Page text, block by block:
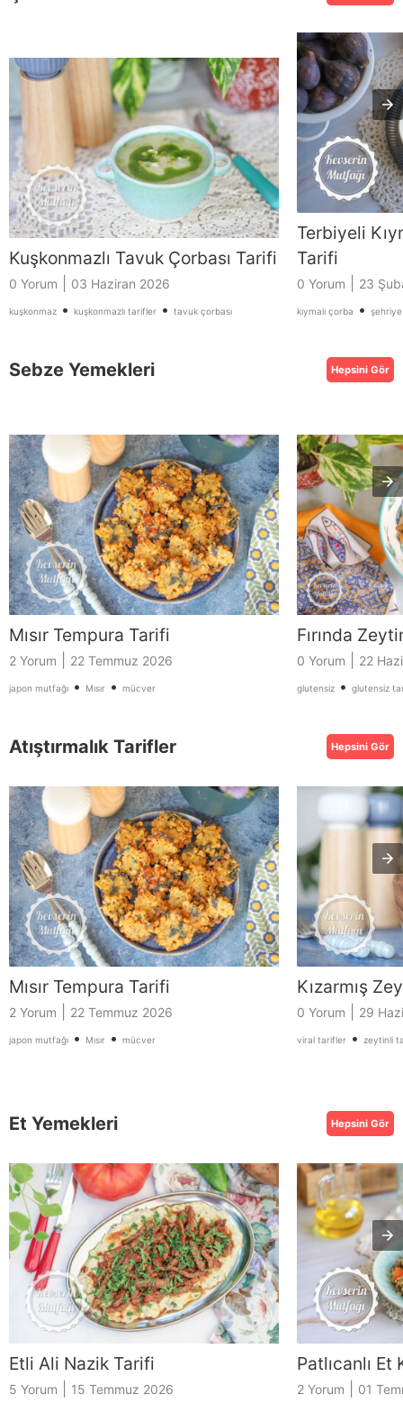
Kuşkonmazlı Tavuk Çorbası Tarifi
0 Yorum 03 Haziran 2026
kuşkonmaz • kuşkonmazlı tarifler • tavuk çorbası
Terbiyeli
Tarifi
0 Yorum 23
kıymalı çorba •
Sebze Yemekleri Hepsini Gör
Mısır Tempura Tarifi
2 Yorum 22 Temmuz 2026
japon mutfağı • Mısır • mücver
Fırında
0 Yorum 22
glutensiz • glutensiz
Atıştırmalık Tarifler Hepsini Gör
Mısır Tempura Tarifi
2 Yorum 22 Temmuz 2026
japon mutfağı • Mısır • mücver
Kızarmış
0 Yorum 29
viral tarifler • zeytinli
Et Yemekleri Hepsini Gör
Etli Ali Nazik Tarifi
5 Yorum 15 Temmuz 2026
Patlıcanlı
2 Yorum 01